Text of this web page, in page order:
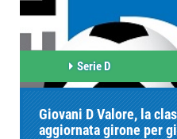
Serie D
Giovani D Valore, la
aggiornata girone per